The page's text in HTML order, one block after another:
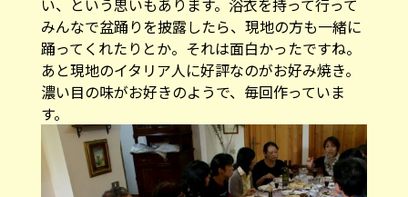
い、という思いもあります。浴衣を持って行って
みんなで盆踊りを披露したら、現地の方も一緒に
踊ってくれたりとか。それは面白かったですね。
あと現地のイタリア人に好評なのがお好み焼き。
濃い目の味がお好きのようで、毎回作っていま
す。